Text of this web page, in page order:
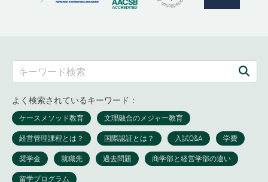
よく検索されているキーワード：